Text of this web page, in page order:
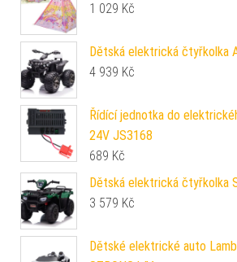
1 029 Kč
Dětská elektrická čtyřkolka
4 939 Kč
Řídící jednotka do
24V JS3168
689 Kč
Dětská elektrická čtyřkolka
3 579 Kč
Dětské elektrické auto